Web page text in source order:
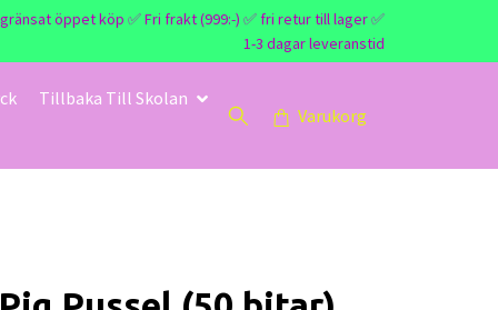
öppet köp ✅ Fri frakt (999:-) ✅ fri retur till lager ✅
1-3 dagar leveranstid
Tillbaka Till Skolan
Varukorg